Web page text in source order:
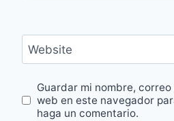
Website
Guardar mi nombre,
web en este navegador
haga un comentario.